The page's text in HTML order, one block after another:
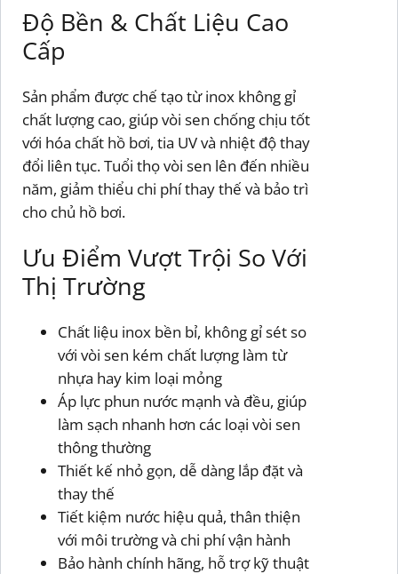
Độ Bền & Chất Liệu Cao
Cấp
Sản phẩm được chế tạo từ inox không gỉ
chất lượng cao, giúp vòi sen chống chịu tốt
với hóa chất hồ bơi, tia UV và nhiệt độ thay
đổi liên tục. Tuổi thọ vòi sen lên đến nhiều
năm, giảm thiểu chi phí thay thế và bảo trì
cho chủ hồ bơi.
Ưu Điểm Vượt Trội So Với
Thị Trường
Chất liệu inox bền bỉ, không gỉ sét so
với vòi sen kém chất lượng làm từ
nhựa hay kim loại mỏng
Áp lực phun nước mạnh và đều, giúp
làm sạch nhanh hơn các loại vòi sen
thông thường
Thiết kế nhỏ gọn, dễ dàng lắp đặt và
thay thế
Tiết kiệm nước hiệu quả, thân thiện
với môi trường và chi phí vận hành
Bảo hành chính hãng, hỗ trợ kỹ thuật